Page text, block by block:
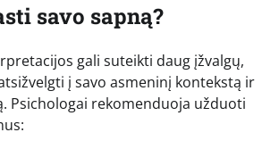
savo sapną?
gali suteikti daug įžvalgų,
į savo asmeninį kontekstą ir
Psichologai rekomenduoja užduoti